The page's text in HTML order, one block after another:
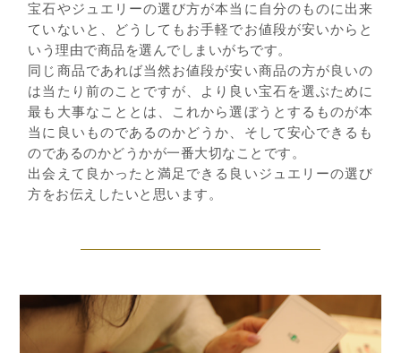
宝石やジュエリーの選び方が本当に自分のものに出来
ていないと、どうしてもお手軽でお値段が安いからと
いう理由で商品を選んでしまいがちです。
同じ商品であれば当然お値段が安い商品の方が良いの
は当たり前のことですが、より良い宝石を選ぶために
最も大事なこととは、これから選ぼうとするものが本
当に良いものであるのかどうか、そして安心できるも
のであるのかどうかが一番大切なことです。
出会えて良かったと満足できる良いジュエリーの選び
方をお伝えしたいと思います。